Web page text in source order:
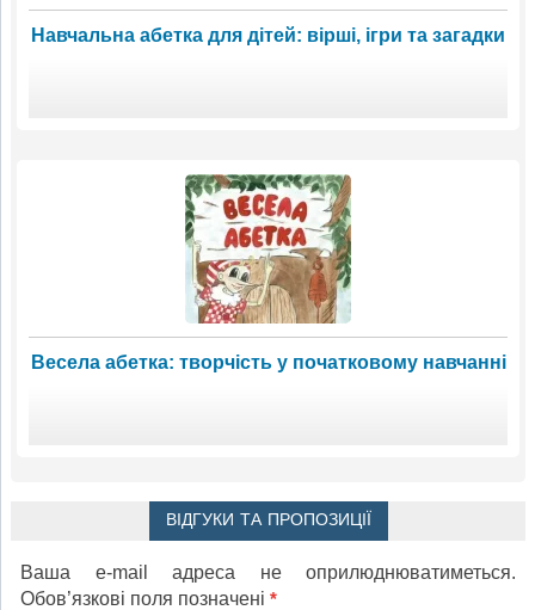
Навчальна абетка для дітей: вірші, ігри та загадки
Весела абетка: творчість у початковому навчанні
ВІДГУКИ ТА ПРОПОЗИЦІЇ
Ваша e-mail адреса не оприлюднюватиметься.
Обов’язкові поля позначені *